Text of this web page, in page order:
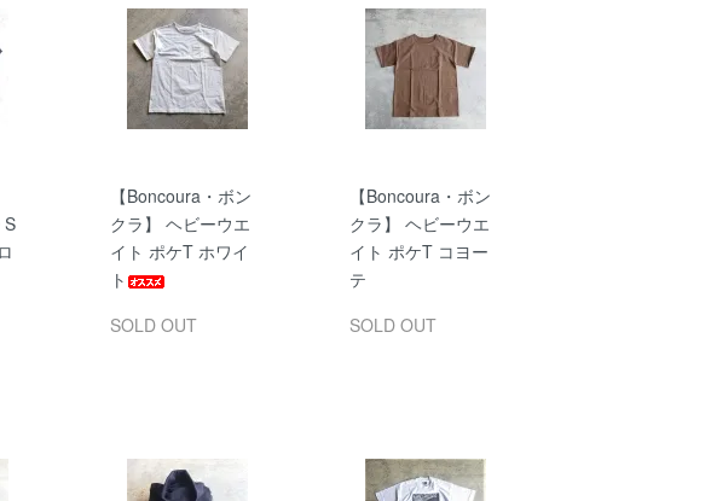
S
【Boncoura・ボン
クラ】 ヘビーウエ
イト ポケT ホワイ
ト
SOLD OUT
【Boncoura・ボン
クラ】 ヘビーウエ
イト ポケT コヨー
テ
SOLD OUT